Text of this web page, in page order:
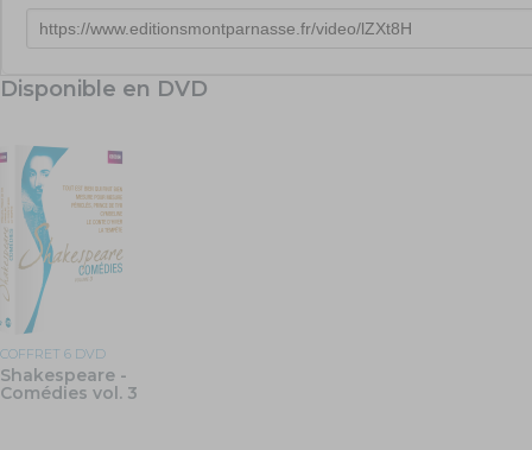
Disponible en DVD
COFFRET 6 DVD
Shakespeare -
Comédies vol. 3